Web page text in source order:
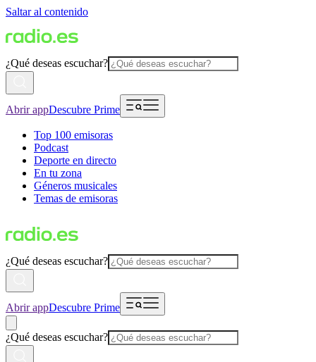
Saltar al contenido
¿Qué deseas escuchar?
Abrir appDescubre Prime
Top 100 emisoras
Podcast
Deporte en directo
En tu zona
Géneros musicales
Temas de emisoras
¿Qué deseas escuchar?
Abrir appDescubre Prime
¿Qué deseas escuchar?